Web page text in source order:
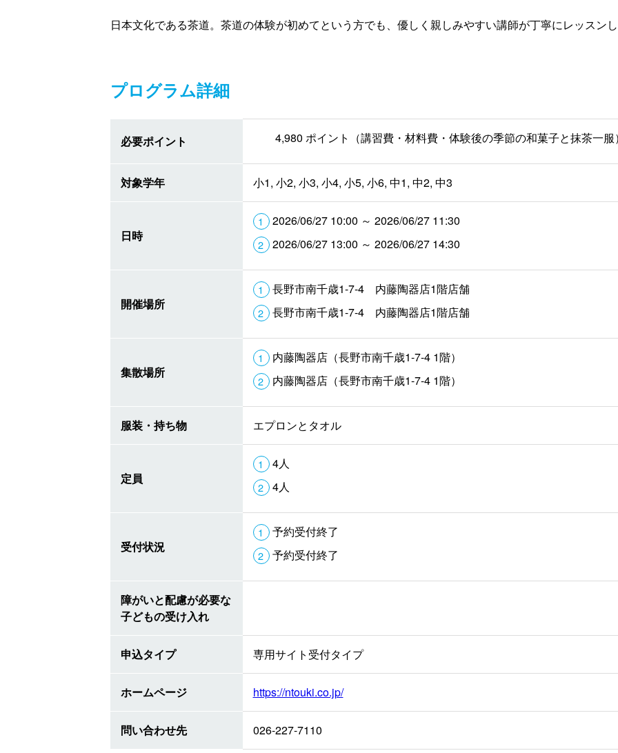
日本文化である茶道。茶道の体験が初めてという方でも、優しく親しみやすい講師が丁寧にレッスン
プログラム詳細
必要ポイント 4,980 ポイント（講習費・材料費・体験後の季節の和菓子と抹茶一服）
対象学年 小1, 小2, 小3, 小4, 小5, 小6, 中1, 中2, 中3
日時
2026/06/27 10:00 ～ 2026/06/27 11:30
2026/06/27 13:00 ～ 2026/06/27 14:30
開催場所
長野市南千歳1-7-4 内藤陶器店1階店舗
長野市南千歳1-7-4 内藤陶器店1階店舗
集散場所
内藤陶器店（長野市南千歳1-7-4 1階）
内藤陶器店（長野市南千歳1-7-4 1階）
服装・持ち物 エプロンとタオル
定員
4人
4人
受付状況
予約受付終了
予約受付終了
障がいと配慮が必要な
子どもの受け入れ
申込タイプ 専用サイト受付タイプ
ホームページ https://ntouki.co.jp/
問い合わせ先 026-227-7110